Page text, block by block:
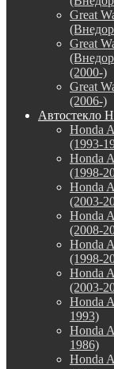
Great
Great
(2000-)
Great
(2006-)
Автостекло
Honda
(1993-
Honda
(1998-
Honda
(2003-
Honda
(2008-
Honda
(1998-
Honda
(2003-
Honda
1993)
Honda
1986)
Honda